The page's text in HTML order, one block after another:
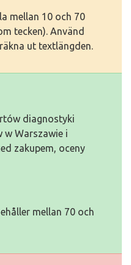
mellan 10 och 70
tecken). Använd
ut textlängden.
diagnostyki
w Warszawie i
zakupem, oceny
mellan 70 och